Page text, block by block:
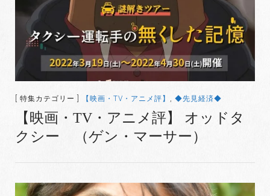
[ 特集カテゴリー ] 【映画・TV・アニメ評】 ◆先見経済◆
【映画・TV・アニメ評】 オッドタ
クシー （ゲン・マーサー）